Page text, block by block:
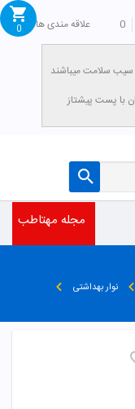
0
علاقه مندی ها
0
مجله مهتاطب
نوار بهداشتی